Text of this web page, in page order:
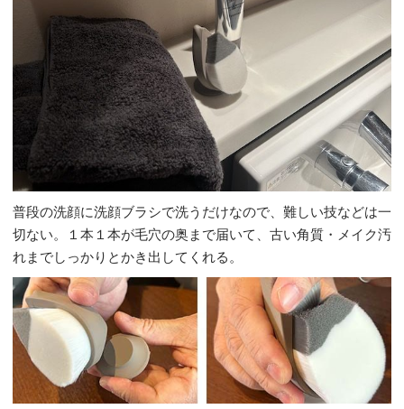
普段の洗顔に洗顔ブラシで洗うだけなので、難しい技などは一
切ない。１本１本が毛穴の奥まで届いて、古い角質・メイク汚
れまでしっかりとかき出してくれる。